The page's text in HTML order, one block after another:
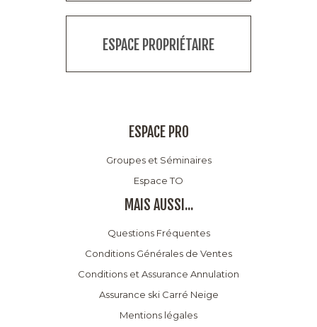
ESPACE PROPRIÉTAIRE
ESPACE PRO
Groupes et Séminaires
Espace TO
MAIS AUSSI...
Questions Fréquentes
Conditions Générales de Ventes
Conditions et Assurance Annulation
Assurance ski Carré Neige
Mentions légales